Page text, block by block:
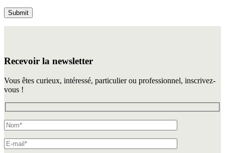
Recevoir la newsletter
Vous êtes curieux, intéressé, particulier ou professionnel, inscrivez-
vous !